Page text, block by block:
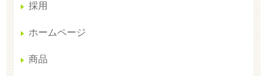
採用
ホームページ
商品